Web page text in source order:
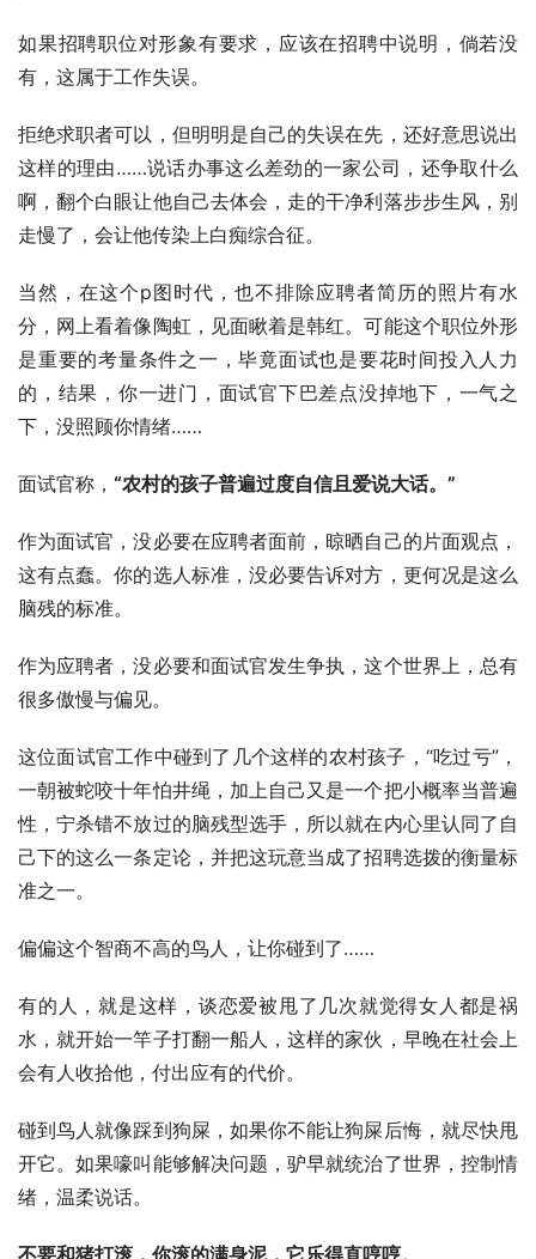
如果招聘职位对形象有要求，应该在招聘中说明，倘若没
有，这属于工作失误。
拒绝求职者可以，但明明是自己的失误在先，还好意思说出
这样的理由……说话办事这么差劲的一家公司，还争取什么
啊，翻个白眼让他自己去体会，走的干净利落步步生风，别
走慢了，会让他传染上白痴综合征。
当然，在这个p图时代，也不排除应聘者简历的照片有水
分，网上看着像陶虹，见面瞅着是韩红。可能这个职位外形
是重要的考量条件之一，毕竟面试也是要花时间投入人力
的，结果，你一进门，面试官下巴差点没掉地下，一气之
下，没照顾你情绪……
面试官称， “农村的孩子普遍过度自信且爱说大话。”
作为面试官，没必要在应聘者面前，晾晒自己的片面观点，
这有点蠢。你的选人标准，没必要告诉对方，更何况是这么
脑残的标准。
作为应聘者，没必要和面试官发生争执，这个世界上，总有
很多傲慢与偏见。
这位面试官工作中碰到了几个这样的农村孩子，“吃过亏”，
一朝被蛇咬十年怕井绳，加上自己又是一个把小概率当普遍
性，宁杀错不放过的脑残型选手，所以就在内心里认同了自
己下的这么一条定论，并把这玩意当成了招聘选拨的衡量标
准之一。
偏偏这个智商不高的鸟人，让你碰到了……
有的人，就是这样，谈恋爱被甩了几次就觉得女人都是祸
水，就开始一竿子打翻一船人，这样的家伙，早晚在社会上
会有人收拾他，付出应有的代价。
碰到鸟人就像踩到狗屎，如果你不能让狗屎后悔，就尽快甩
开它。如果嚎叫能够解决问题，驴早就统治了世界，控制情
绪，温柔说话。
不要和猪打滚，你滚的满身泥，它乐得直哼哼。